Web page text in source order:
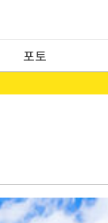
포토